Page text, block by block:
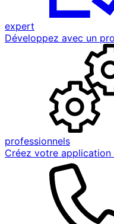
expert
Développez avec un
professionnels
Créez votre application